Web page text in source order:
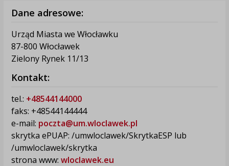
Dane adresowe:
Urząd Miasta we Włocławku
87-800 Włocławek
Zielony Rynek 11/13
Kontakt:
tel.: +48544144000
faks: +48544144444
e-mail: poczta@um.wloclawek.pl
skrytka ePUAP: /umwloclawek/SkrytkaESP lub
/umwloclawek/skrytka
strona www: wloclawek.eu